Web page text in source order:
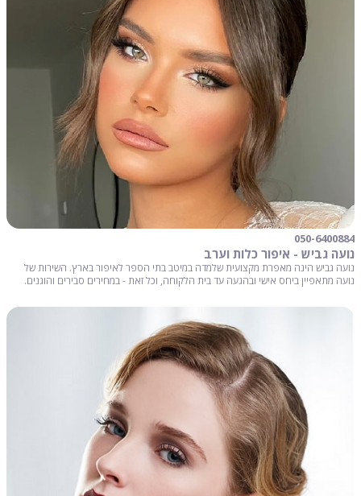
050-6400884
נועה גביש - איפור כלות וערב
נועה גביש הינה מאפרת מקצועית שלמדה במיטב בתי הספר לאיפור בארץ. השירות של
נועה מתאפיין ביחס אישי ובהגעה עד בית הלקוחה, וכל זאת - במחירים סבירים והוגנים.